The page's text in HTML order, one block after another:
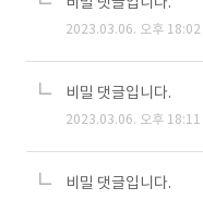
2023.03.06. 오후 18:02
비밀 댓글입니다.
2023.03.06. 오후 18:11
비밀 댓글입니다.